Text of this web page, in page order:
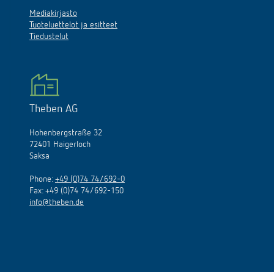
Mediakirjasto
Tuoteluettelot ja esitteet
Tiedustelut
Theben AG
Hohenbergstraße 32
72401 Haigerloch
Saksa
Phone: +49 (0)74 74/692-0
Fax: +49 (0)74 74/692-150
info@theben.de